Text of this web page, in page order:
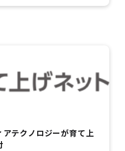
テクノロジーが育て上